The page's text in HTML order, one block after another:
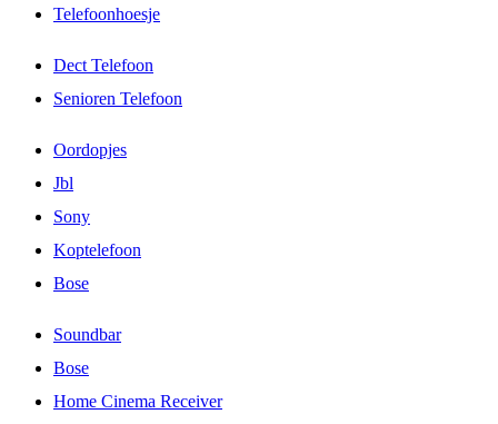
Telefoonhoesje
Dect Telefoon
Senioren Telefoon
Oordopjes
Jbl
Sony
Koptelefoon
Bose
Soundbar
Bose
Home Cinema Receiver